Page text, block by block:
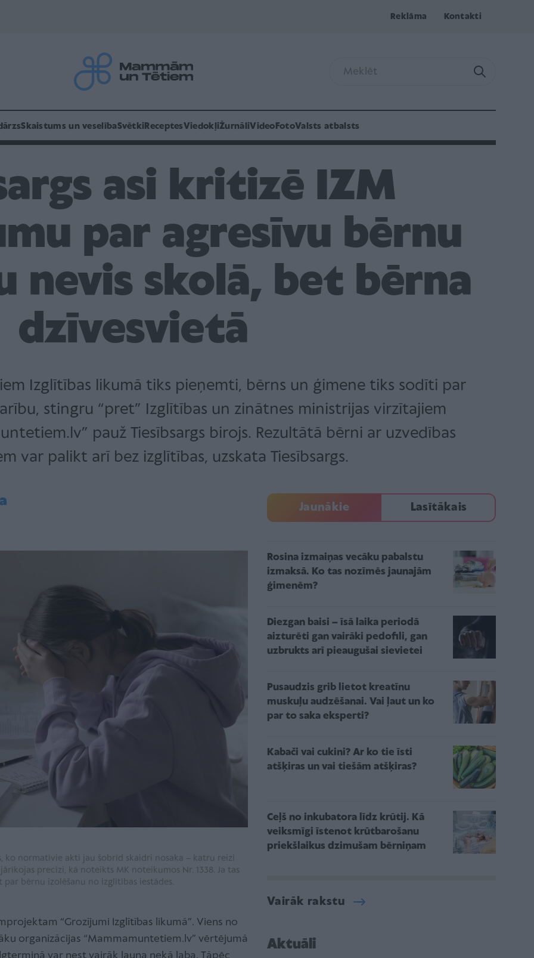
Reklāma Kontakti
Skaistums un veselībaSvētki ReceptesViedokļiŽurnāliVideo FotoValsts atbalsts
asi kritizē IZM
par agresīvu bērnu
nevis skolā, bet bērna
dzīvesvietā
Izglītības likumā tiks pieņemti, bērns un ģimene tiks sodīti par
stingru “pret” Izglītības un zinātnes ministrijas virzītajiem
pauž Tiesībsargs birojs. Rezultātā bērni ar uzvedības
var palikt arī bez izglītības, uzskata Tiesībsargs.
ko normatīvie akti jau šobrīd skaidri nosaka – katru reizi
precīzi, kā noteikts MK noteikumos Nr. 1338. Ja tas
bērnu izolēšanu no izglītības iestādes.
“Grozījumi Izglītības likumā”. Viens no
organizācijas “Mammamuntetiem.lv” vērtējumā
Jaunākie Lasītākais
Rosina izmaiņas vecāku pabalstu
izmaksā. Ko tas nozīmēs jaunajām
ģimenēm?
Diezgan baisi – īsā laika periodā
aizturēti gan vairāki pedofili, gan
uzbrukts arī pieaugušai sievietei
Pusaudzis grib lietot kreatīnu
muskuļu audzēšanai. Vai ļaut un ko
par to saka eksperti?
Kabači vai cukini? Ar ko tie īsti
atšķiras un vai tiešām atšķiras?
Ceļš no inkubatora līdz krūtij. Kā
veiksmīgi īstenot krūtbarošanu
priekšlaikus dzimušam bērniņam
Vairāk rakstu
Aktuāli